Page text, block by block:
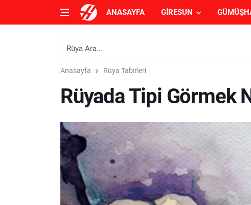
ANASAYFA GIRESUN
Anasayfa Rüya Tabirleri
Rüyada Tipi Görmek